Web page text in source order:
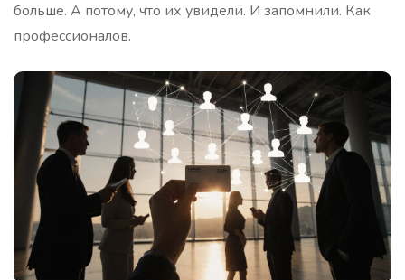
больше. А потому, что их увидели. И запомнили. Как
профессионалов.